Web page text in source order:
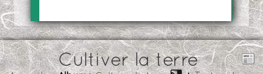
Cultiver la terre